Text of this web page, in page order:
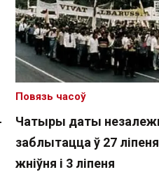
Спасылка без VPN
Чатыры даты
заблытацца ў 27
жніўня і 3 ліпеня
Повязь часоў